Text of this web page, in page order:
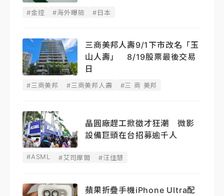
#金控 #海外曝險 #日本
三商美邦人壽9/1下市改名「玉
山人壽」 8/19股票最後交易
日
#三商美邦 #三商美邦人壽 #三 商 美邦
晶圓廠趕工掀徵才狂潮 微影
設備巨頭在台招募逾千人
#ASML #艾司摩爾 #汪佳慧
蘋果折疊手機iPhone Ultra配